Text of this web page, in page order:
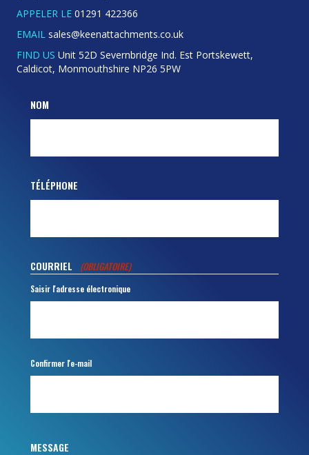
APPELER LE 01291 422366
EMAIL sales@keenattachments.co.uk
FIND US Unit 52D Severnbridge Ind. Est Portskewett,
Caldicot, Monmouthshire NP26 5PW
NOM
TÉLÉPHONE
COURRIEL (OBLIGATOIRE)
Saisir l'adresse électronique
Confirmer l'e-mail
MESSAGE